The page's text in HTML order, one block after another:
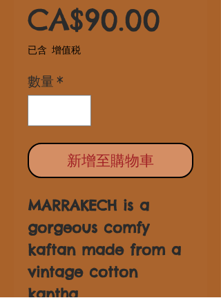
CA$90.00
已含 增值税
數量 *
新增至購物車
MARRAKECH is a
gorgeous comfy
kaftan made from a
vintage cotton
kantha.